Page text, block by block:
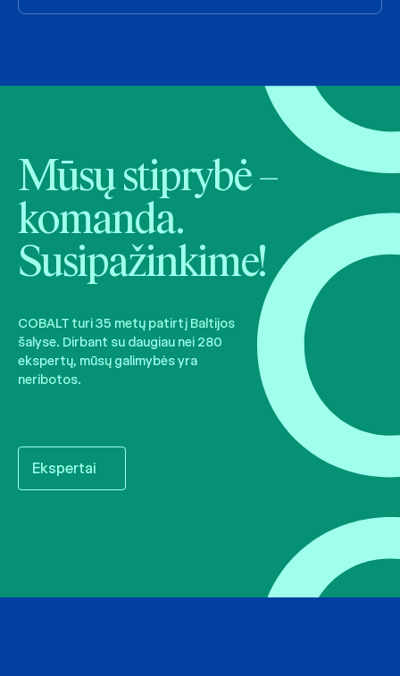
Mūsų stiprybė –
komanda.
Susipažinkime!
COBALT turi 35 metų patirtį Baltijos
šalyse. Dirbant su daugiau nei 280
ekspertų, mūsų galimybės yra
neribotos.
Ekspertai